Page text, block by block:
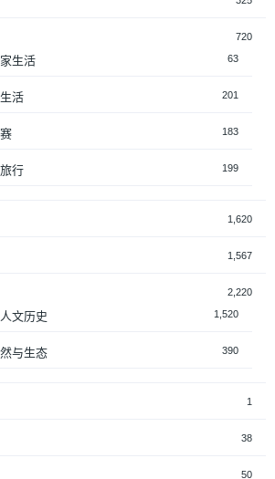
720
生活 63
活 201
183
行 199
1,620
1,567
2,220
文历史 1,520
与生态 390
1
38
50